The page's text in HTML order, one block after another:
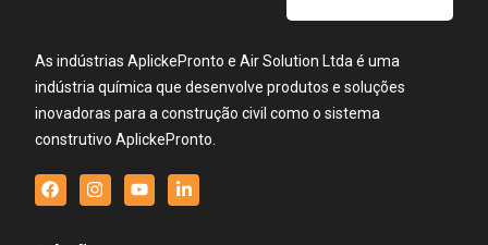
As indústrias AplickePronto e Air Solution Ltda é uma
indústria química que desenvolve produtos e soluções
inovadoras para a construção civil como o sistema
construtivo AplickePronto.